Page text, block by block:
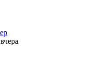
вчера